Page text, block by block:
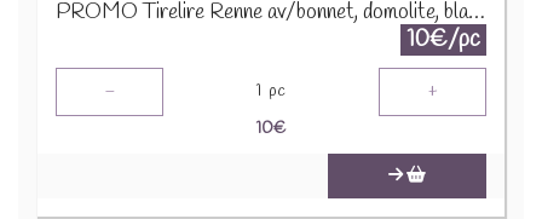
PROMO Tirelire Renne av/bonnet, domolite, blanc, 15x12x23cm A195313 1290
10€/pc
- 1 pc +
10€